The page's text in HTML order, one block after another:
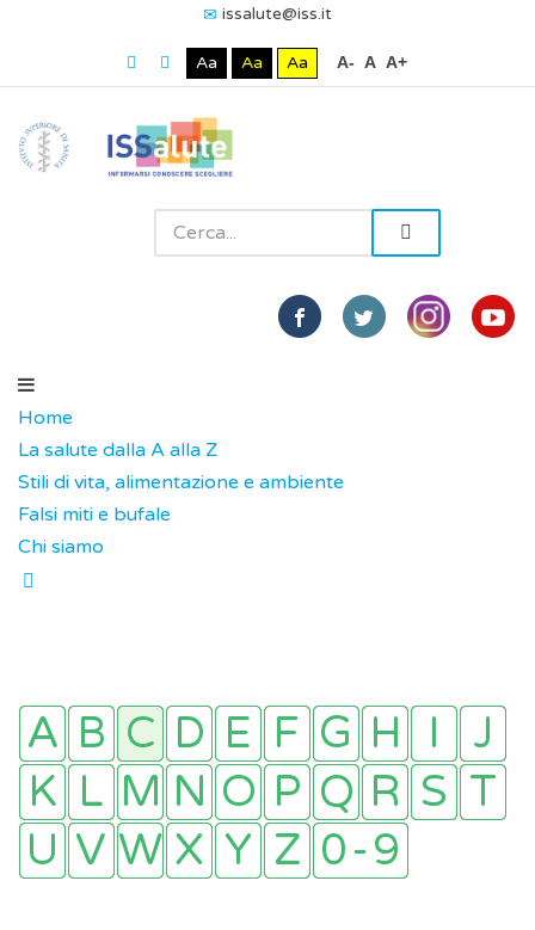
issalute@iss.it
Aa Aa Aa A- A A+
Home
La salute dalla A alla Z
Stili di vita, alimentazione e ambiente
Falsi miti e bufale
Chi siamo